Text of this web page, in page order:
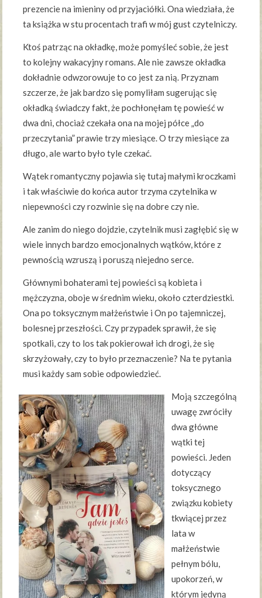
prezencie na imieniny od przyjaciółki. Ona wiedziała, że
ta książka w stu procentach trafi w mój gust czytelniczy.
Ktoś patrząc na okładkę, może pomyśleć sobie, że jest
to kolejny wakacyjny romans. Ale nie zawsze okładka
dokładnie odwzorowuje to co jest za nią. Przyznam
szczerze, że jak bardzo się pomyliłam sugerując się
okładką świadczy fakt, że pochłonęłam tę powieść w
dwa dni, chociaż czekała ona na mojej półce „do
przeczytania” prawie trzy miesiące. O trzy miesiące za
długo, ale warto było tyle czekać.
Wątek romantyczny pojawia się tutaj małymi kroczkami
i tak właściwie do końca autor trzyma czytelnika w
niepewności czy rozwinie się na dobre czy nie.
Ale zanim do niego dojdzie, czytelnik musi zagłębić się w
wiele innych bardzo emocjonalnych wątków, które z
pewnością wzruszą i poruszą niejedno serce.
Głównymi bohaterami tej powieści są kobieta i
mężczyzna, oboje w średnim wieku, około czterdziestki.
Ona po toksycznym małżeństwie i On po tajemniczej,
bolesnej przeszłości. Czy przypadek sprawił, że się
spotkali, czy to los tak pokierował ich drogi, że się
skrzyżowały, czy to było przeznaczenie? Na te pytania
musi każdy sam sobie odpowiedzieć.
Moją szczególną
uwagę zwróciły
dwa główne
wątki tej
powieści. Jeden
dotyczący
toksycznego
związku kobiety
tkwiącej przez
lata w
małżeństwie
pełnym bólu,
upokorzeń, w
którym jedyną